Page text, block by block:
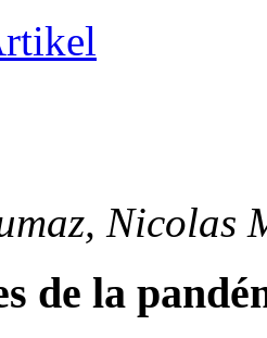
Nicolas
de la